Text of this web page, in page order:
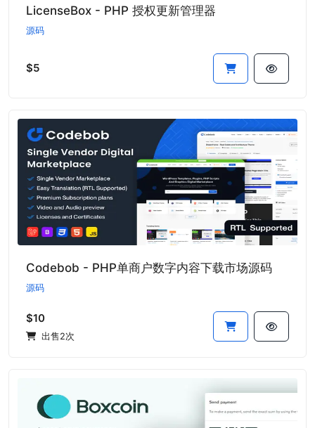
LicenseBox - PHP 授权更新管理器
源码
$5
Codebob - PHP单商户数字内容下载市场源码
源码
$10
出售2次